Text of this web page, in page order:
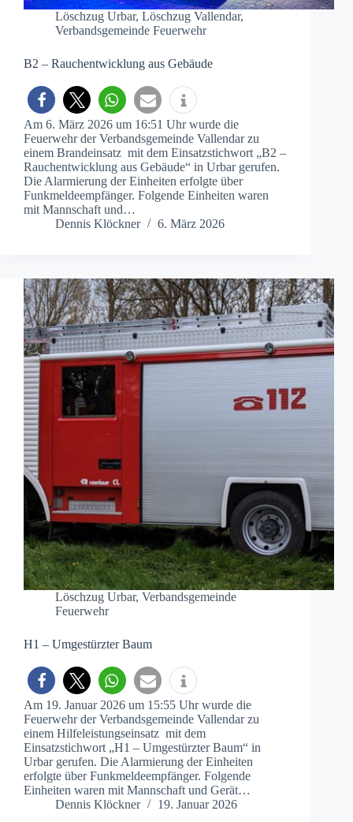
Löschzug Urbar, Löschzug Vallendar,
Verbandsgemeinde Feuerwehr
B2 – Rauchentwicklung aus Gebäude
Am 6. März 2026 um 16:51 Uhr wurde die
Feuerwehr der Verbandsgemeinde Vallendar zu
einem Brandeinsatz mit dem Einsatzstichwort „B2 –
Rauchentwicklung aus Gebäude“ in Urbar gerufen.
Die Alarmierung der Einheiten erfolgte über
Funkmeldeempfänger. Folgende Einheiten waren
mit Mannschaft und…
Dennis Klöckner
6. März 2026
Löschzug Urbar, Verbandsgemeinde
Feuerwehr
H1 – Umgestürzter Baum
Am 19. Januar 2026 um 15:55 Uhr wurde die
Feuerwehr der Verbandsgemeinde Vallendar zu
einem Hilfeleistungseinsatz mit dem
Einsatzstichwort „H1 – Umgestürzter Baum“ in
Urbar gerufen. Die Alarmierung der Einheiten
erfolgte über Funkmeldeempfänger. Folgende
Einheiten waren mit Mannschaft und Gerät…
Dennis Klöckner
19. Januar 2026